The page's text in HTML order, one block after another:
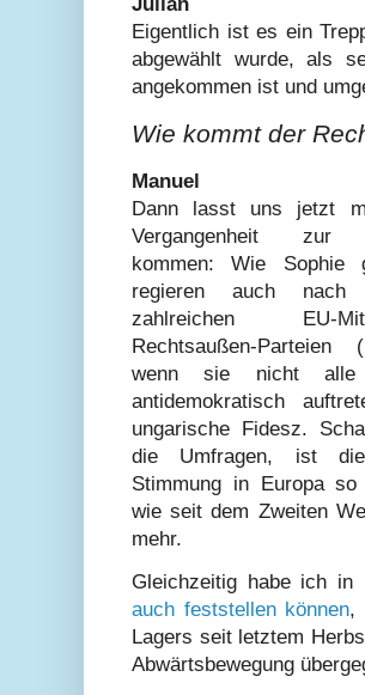
Julian
Eigentlich ist es ein
abgewählt wurde, als
angekommen ist und
Wie kommt der
Manuel
Dann lasst uns jetzt
Vergangenheit zur
kommen: Wie Sophie
regieren auch
zahlreichen EU-
Rechtsaußen-
wenn sie nicht
antidemokratisch
ungarische Fidesz.
die Umfragen, ist
Stimmung in Europa
wie seit dem Zweiten
mehr.
Gleichzeitig habe ich in
auch feststellen können,
Lagers seit letztem
Abwärtsbewegung